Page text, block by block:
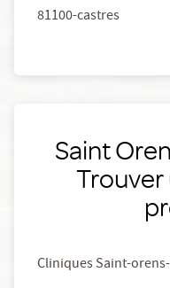
81100-castres
Saint
Trouver
Cliniques Saint-